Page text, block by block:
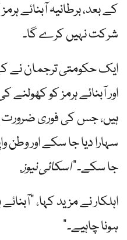
کے بعد، برطانیہ آبنائے
شرکت نہیں کرے گا۔
ایک حکومتی ترجمان نے
اور آبنائے ہرمز کو
ہیں، جس کی فوری
سہارا دیا جا سکے اور وطن
جا سکے۔”اسکائی نیوز.
اہلکار نے مزید کہا،
ہونا چاہیے۔”